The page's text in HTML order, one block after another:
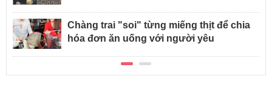
Chàng trai "soi" từng miếng thịt để chia
hóa đơn ăn uống với người yêu